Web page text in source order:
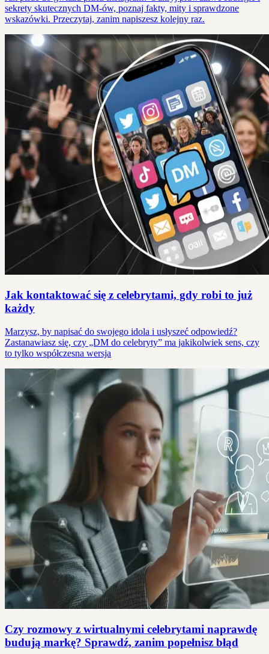
sekrety skutecznych DM-ów, poznaj fakty, mity i sprawdzone
wskazówki. Przeczytaj, zanim napiszesz kolejny raz.
Jak kontaktować się z celebrytami, gdy robi to już
każdy
Marzysz, by napisać do swojego idola i usłyszeć odpowiedź?
Zastanawiasz się, czy „DM do celebryty” ma jakikolwiek sens, czy
to tylko współczesna wersja
Czy rozmowy z wirtualnymi celebrytami naprawdę
budują markę? Sprawdź, zanim popełnisz błąd